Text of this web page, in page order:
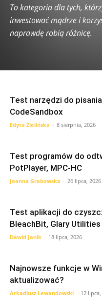
To kategoria dla tych,
inwestować mądrze i
naprawdę robią różnicę.
Test narzędzi do
CodeSandbox
Edyta Zielińska - 8 sierpnia, 2026
Test programów do
PotPlayer, MPC-HC
Joanna Grabowska - 26 lipca, 2026
Test aplikacji do
BleachBit, Glary Utilities
Dawid Janik - 18 lipca, 2026
Najnowsze funkcje w
aktualizować?
Arkadiusz Lewandowski - 12